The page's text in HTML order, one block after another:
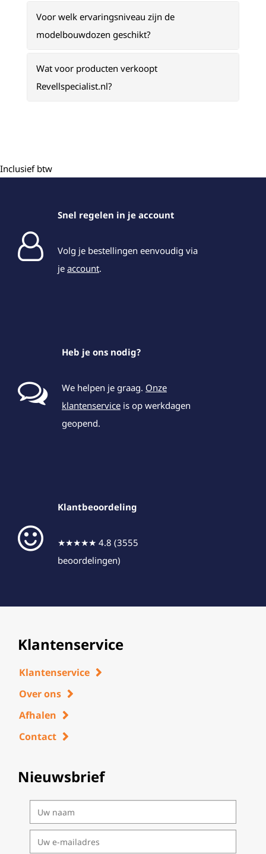
Voor welk ervaringsniveau zijn de
modelbouwdozen geschikt?
Wat voor producten verkoopt
Revellspecialist.nl?
Inclusief btw
Snel regelen in je account
Volg je bestellingen eenvoudig via
je account.
Heb je ons nodig?
We helpen je graag. Onze
klantenservice is op werkdagen
geopend.
Klantbeoordeling
★★★★★ 4.8 (3555
beoordelingen)
Klantenservice
Klantenservice
Over ons
Afhalen
Contact
Nieuwsbrief